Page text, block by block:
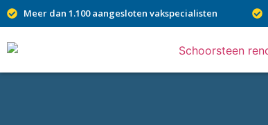
Meer dan 1.100 aangesloten vakspecialisten